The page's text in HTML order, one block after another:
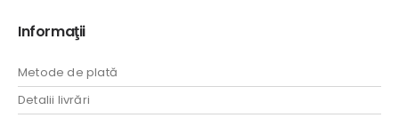
Informaţii
Metode de plată
Detalii livrări